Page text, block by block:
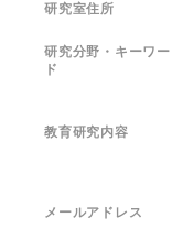
研究室住所
研究分野・キーワー
ド
教育研究内容
メールアドレス